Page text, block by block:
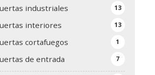
industriales 13
interiores 13
cortafuegos 1
de entrada 7